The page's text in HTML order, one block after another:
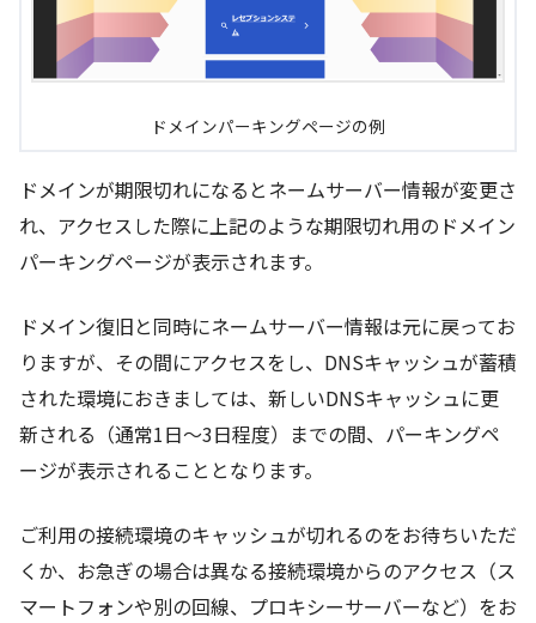
ドメインパーキングページの例
ドメインが期限切れになるとネームサーバー情報が変更さ
れ、アクセスした際に上記のような期限切れ用のドメイン
パーキングページが表示されます。
ドメイン復旧と同時にネームサーバー情報は元に戻ってお
りますが、その間にアクセスをし、DNSキャッシュが蓄積
された環境におきましては、新しいDNSキャッシュに更
新される（通常1日～3日程度）までの間、パーキングペ
ージが表示されることとなります。
ご利用の接続環境のキャッシュが切れるのをお待ちいただ
くか、お急ぎの場合は異なる接続環境からのアクセス（ス
マートフォンや別の回線、プロキシーサーバーなど）をお